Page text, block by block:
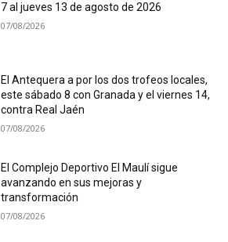
7 al jueves 13 de agosto de 2026
07/08/2026
El Antequera a por los dos trofeos locales,
este sábado 8 con Granada y el viernes 14,
contra Real Jaén
07/08/2026
El Complejo Deportivo El Maulí sigue
avanzando en sus mejoras y
transformación
07/08/2026